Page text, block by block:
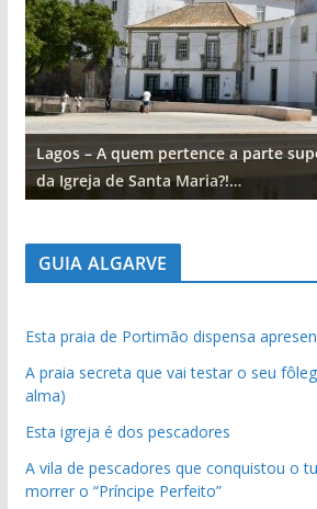
Lagos – A quem pertence a parte
da Igreja de Santa Maria?!…
GUIA ALGARVE
Esta praia de Portimão dispensa
A praia secreta que vai testar o seu
alma)
Esta igreja é dos pescadores
A vila de pescadores que conquistou o
morrer o “Príncipe Perfeito”